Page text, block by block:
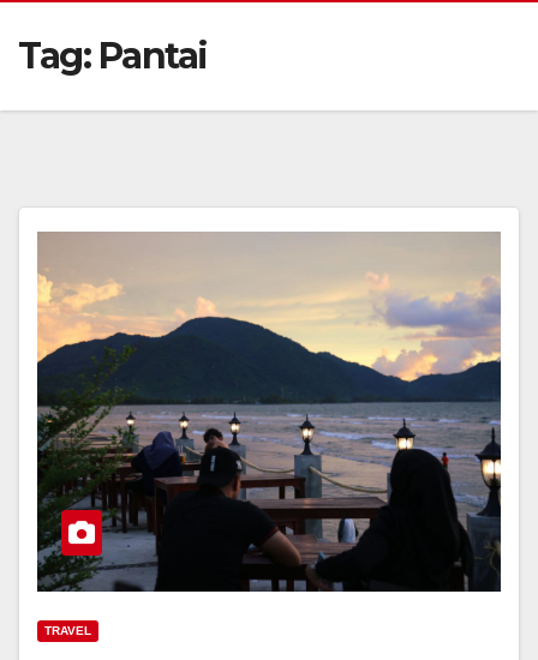
Tag: Pantai
TRAVEL